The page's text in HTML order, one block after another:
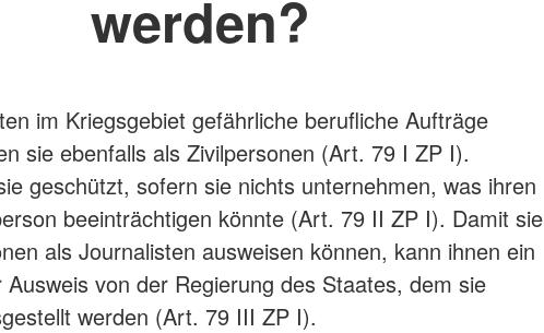
werden?
im Kriegsgebiet gefährliche berufliche Aufträge
sie ebenfalls als Zivilpersonen (Art. 79 I ZP I).
geschützt, sofern sie nichts unternehmen, was ihren
beeinträchtigen könnte (Art. 79 II ZP I). Damit sie
als Journalisten ausweisen können, kann ihnen ein
von der Regierung des Staates, dem sie
werden (Art. 79 III ZP I).